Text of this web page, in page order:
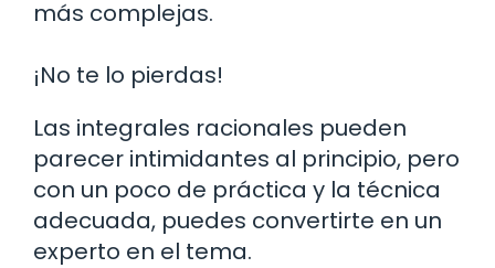
más complejas.
¡No te lo pierdas!
Las integrales racionales pueden
parecer intimidantes al principio, pero
con un poco de práctica y la técnica
adecuada, puedes convertirte en un
experto en el tema.